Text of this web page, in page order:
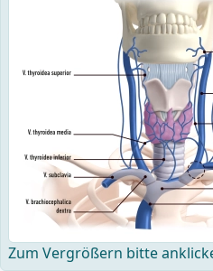
Zum Vergrößern bitte